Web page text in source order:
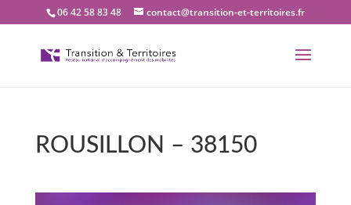
06 42 58 83 48 contact@transition-et-territoires.fr
ROUSILLON – 38150